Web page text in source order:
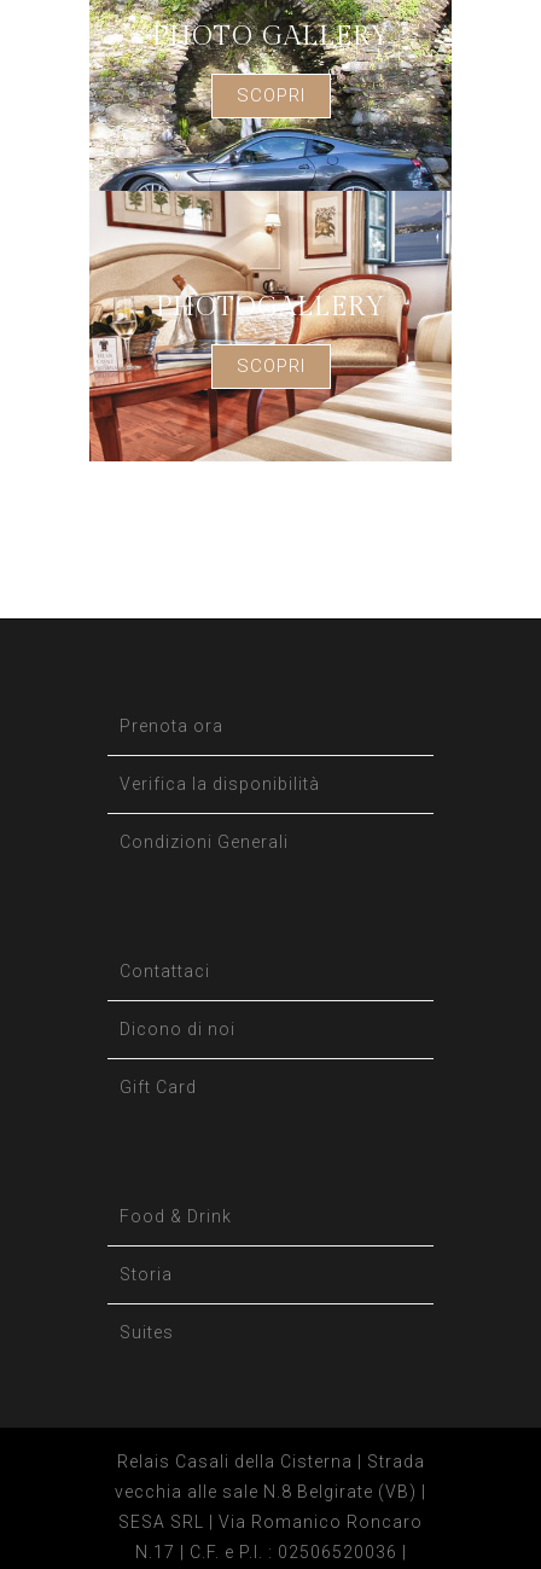
PHOTO GALLERY
SCOPRI
PHOTOGALLERY
SCOPRI
Prenota ora
Verifica la disponibilità
Condizioni Generali
Contattaci
Dicono di noi
Gift Card
Food & Drink
Storia
Suites
Relais Casali della Cisterna | Strada
vecchia alle sale N.8 Belgirate (VB) |
SESA SRL | Via Romanico Roncaro
N.17 | C.F. e P.I. : 02506520036 |